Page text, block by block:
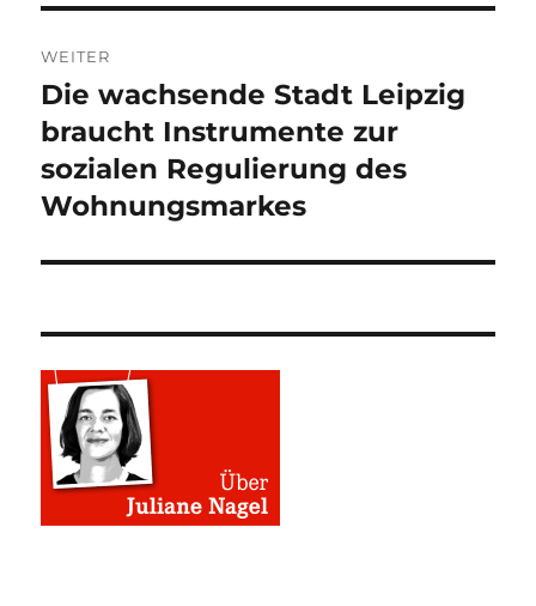
WEITER
Nächster
Beitrag:
Die wachsende Stadt Leipzig
braucht Instrumente zur
sozialen Regulierung des
Wohnungsmarkes